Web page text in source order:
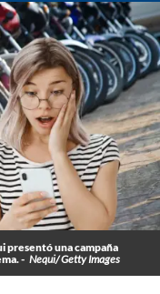
presentó una campaña
- Nequi/ Getty Images